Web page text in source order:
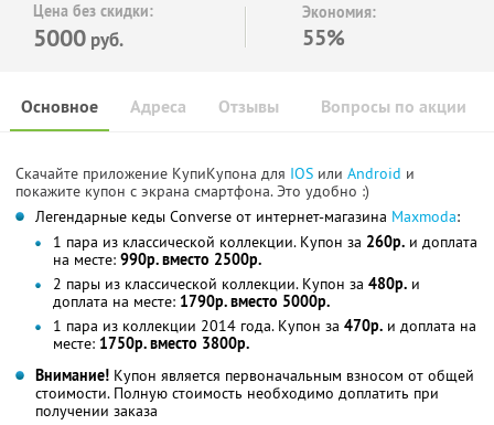
Цена без скидки:
5000 руб.
Экономия:
55%
Основное Отзывы Вопросы по акции
Адреса
Скачайте приложение КупиКупона для IOS или Android и
покажите купон с экрана смартфона. Это удобно :)
Легендарные кеды Converse от интернет-магазина Maxmoda:
1 пара из классической коллекции. Купон за 260р. и доплата
на месте: 990р. вместо 2500р.
2 пары из классической коллекции. Купон за 480р. и
доплата на месте: 1790р. вместо 5000р.
1 пара из коллекции 2014 года. Купон за 470р. и доплата на
месте: 1750р. вместо 3800р.
Внимание! Купон является первоначальным взносом от общей
стоимости. Полную стоимость необходимо доплатить при
получении заказа